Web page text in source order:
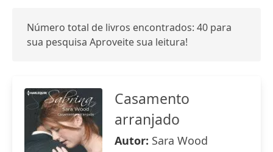
Número total de livros encontrados: 40 para
sua pesquisa Aproveite sua leitura!
Casamento
arranjado
Autor: Sara Wood